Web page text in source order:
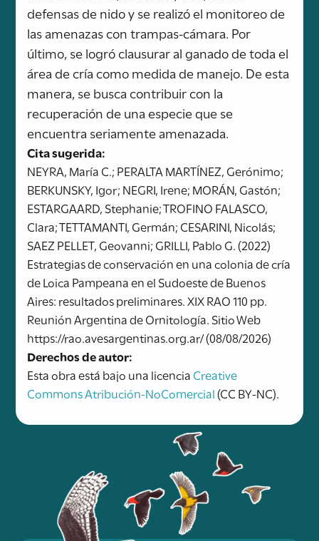
defensas de nido y se realizó el monitoreo de
las amenazas con trampas-cámara. Por
último, se logró clausurar al ganado de toda el
área de cría como medida de manejo. De esta
manera, se busca contribuir con la
recuperación de una especie que se
encuentra seriamente amenazada.
Cita sugerida:
NEYRA, María C.; PERALTA MARTÍNEZ, Gerónimo;
BERKUNSKY, Igor; NEGRI, Irene; MORÁN, Gastón;
ESTARGAARD, Stephanie; TROFINO FALASCO,
Clara; TETTAMANTI, Germán; CESARINI, Nicolás;
SAEZ PELLET, Geovanni; GRILLI, Pablo G. (2022)
Estrategias de conservación en una colonia de cría
de Loica Pampeana en el Sudoeste de Buenos
Aires: resultados preliminares. XIX RAO 110 pp.
Reunión Argentina de Ornitología. Sitio Web
https://rao.avesargentinas.org.ar/ (08/08/2026)
Derechos de autor:
Esta obra está bajo una licencia Creative
Commons Atribución-NoComercial(CC BY-NC).